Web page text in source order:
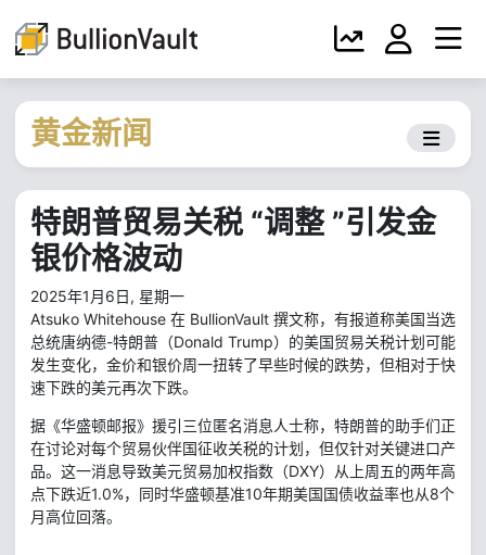
黄金新闻
特朗普贸易关税 “调整 ”引发金
银价格波动
2025年1月6日, 星期一
Atsuko Whitehouse 在 BullionVault 撰文称，有报道称美国当选
总统唐纳德-特朗普（Donald Trump）的美国贸易关税计划可能
发生变化，金价和银价周一扭转了早些时候的跌势，但相对于快
速下跌的美元再次下跌。
据《华盛顿邮报》援引三位匿名消息人士称，特朗普的助手们正
在讨论对每个贸易伙伴国征收关税的计划，但仅针对关键进口产
品。这一消息导致美元贸易加权指数（DXY）从上周五的两年高
点下跌近1.0%，同时华盛顿基准10年期美国国债收益率也从8个
月高位回落。